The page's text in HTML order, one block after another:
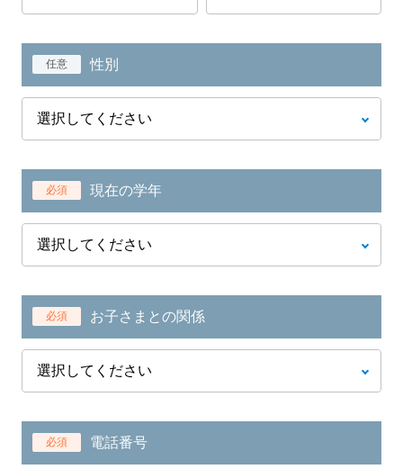
任意 性別
必須 現在の学年
必須 お子さまとの関係
必須 電話番号